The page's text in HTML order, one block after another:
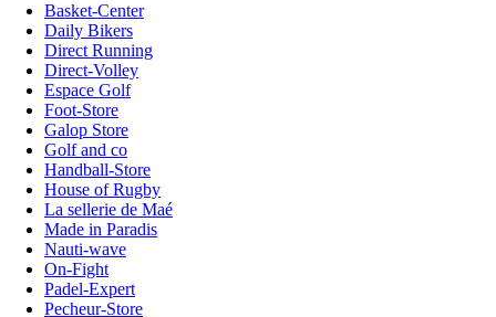
Basket-Center
Daily Bikers
Direct Running
Direct-Volley
Espace Golf
Foot-Store
Galop Store
Golf and co
Handball-Store
House of Rugby
La sellerie de Maé
Made in Paradis
Nauti-wave
On-Fight
Padel-Expert
Pecheur-Store